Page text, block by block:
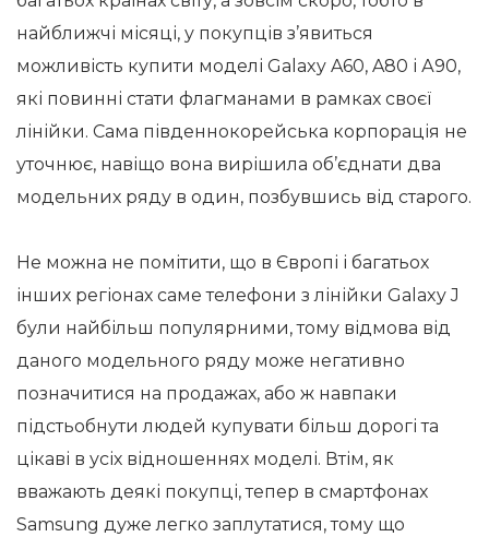
найближчі місяці, у покупців з’явиться
можливість купити моделі Galaxy A60, A80 і А90,
які повинні стати флагманами в рамках своєї
лінійки. Сама південнокорейська корпорація не
уточнює, навіщо вона вирішила об’єднати два
модельних ряду в один, позбувшись від старого.
Не можна не помітити, що в Європі і багатьох
інших регіонах саме телефони з лінійки Galaxy J
були найбільш популярними, тому відмова від
даного модельного ряду може негативно
позначитися на продажах, або ж навпаки
підстьобнути людей купувати більш дорогі та
цікаві в усіх відношеннях моделі. Втім, як
вважають деякі покупці, тепер в смартфонах
Samsung дуже легко заплутатися, тому що